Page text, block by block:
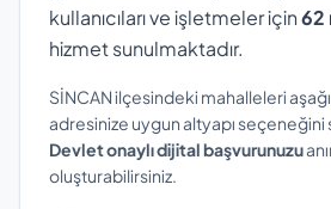
kullanıcıları ve işletmeler için62
hizmet sunulmaktadır.
SİNCAN ilçesindeki mahalleleri
adresinize uygun altyapı seçeneğini
Devlet onaylı dijital başvurunuzu
oluşturabilirsiniz.